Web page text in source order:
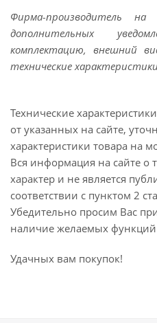
Фирма-производитель
дополнительных
комплектацию, внешний
технические
Технические
от указанных на сайте,
характеристики товара на
Вся информация на сайте о
характер и не является
соответствии с пунктом 2
Убедительно просим Вас
наличие желаемых функций
Удачных вам покупок!